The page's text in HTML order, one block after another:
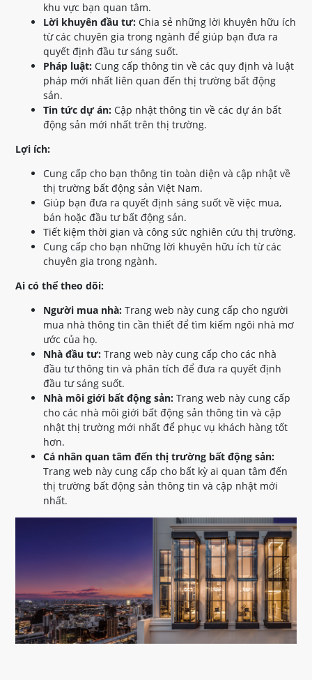
khu vực bạn quan tâm.
Lời khuyên đầu tư: Chia sẻ những lời khuyên hữu ích
từ các chuyên gia trong ngành để giúp bạn đưa ra
quyết định đầu tư sáng suốt.
Pháp luật: Cung cấp thông tin về các quy định và luật
pháp mới nhất liên quan đến thị trường bất động
sản.
Tin tức dự án: Cập nhật thông tin về các dự án bất
động sản mới nhất trên thị trường.
Lợi ích:
Cung cấp cho bạn thông tin toàn diện và cập nhật về
thị trường bất động sản Việt Nam.
Giúp bạn đưa ra quyết định sáng suốt về việc mua,
bán hoặc đầu tư bất động sản.
Tiết kiệm thời gian và công sức nghiên cứu thị trường.
Cung cấp cho bạn những lời khuyên hữu ích từ các
chuyên gia trong ngành.
Ai có thể theo dõi:
Người mua nhà: Trang web này cung cấp cho người
mua nhà thông tin cần thiết để tìm kiếm ngôi nhà mơ
ước của họ.
Nhà đầu tư: Trang web này cung cấp cho các nhà
đầu tư thông tin và phân tích để đưa ra quyết định
đầu tư sáng suốt.
Nhà môi giới bất động sản: Trang web này cung cấp
cho các nhà môi giới bất động sản thông tin và cập
nhật thị trường mới nhất để phục vụ khách hàng tốt
hơn.
Cá nhân quan tâm đến thị trường bất động sản:
Trang web này cung cấp cho bất kỳ ai quan tâm đến
thị trường bất động sản thông tin và cập nhật mới
nhất.